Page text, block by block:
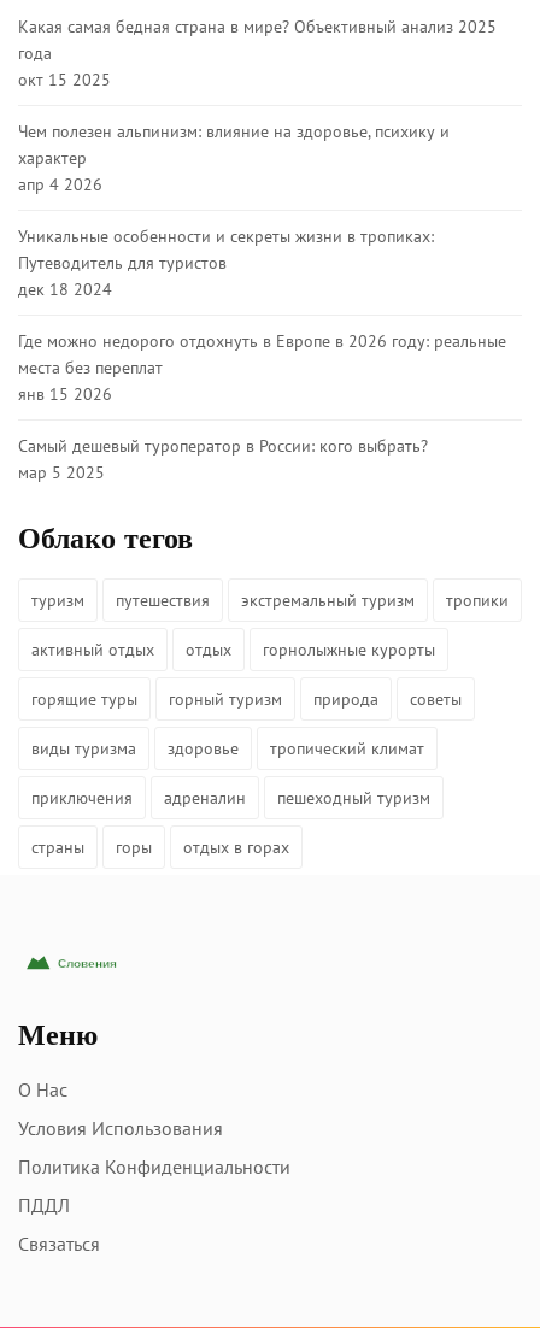
Какая самая бедная страна в мире? Объективный анализ 2025
года
окт 15 2025
Чем полезен альпинизм: влияние на здоровье, психику и
характер
апр 4 2026
Уникальные особенности и секреты жизни в тропиках:
Путеводитель для туристов
дек 18 2024
Где можно недорого отдохнуть в Европе в 2026 году: реальные
места без переплат
янв 15 2026
Самый дешевый туроператор в России: кого выбрать?
мар 5 2025
Облако тегов
туризм путешествия экстремальный туризм тропики
активный отдых отдых горнолыжные курорты
горящие туры горный туризм природа советы
виды туризма здоровье тропический климат
приключения адреналин пешеходный туризм
страны горы отдых в горах
Меню
О Нас
Условия Использования
Политика Конфиденциальности
ПДДЛ
Связаться